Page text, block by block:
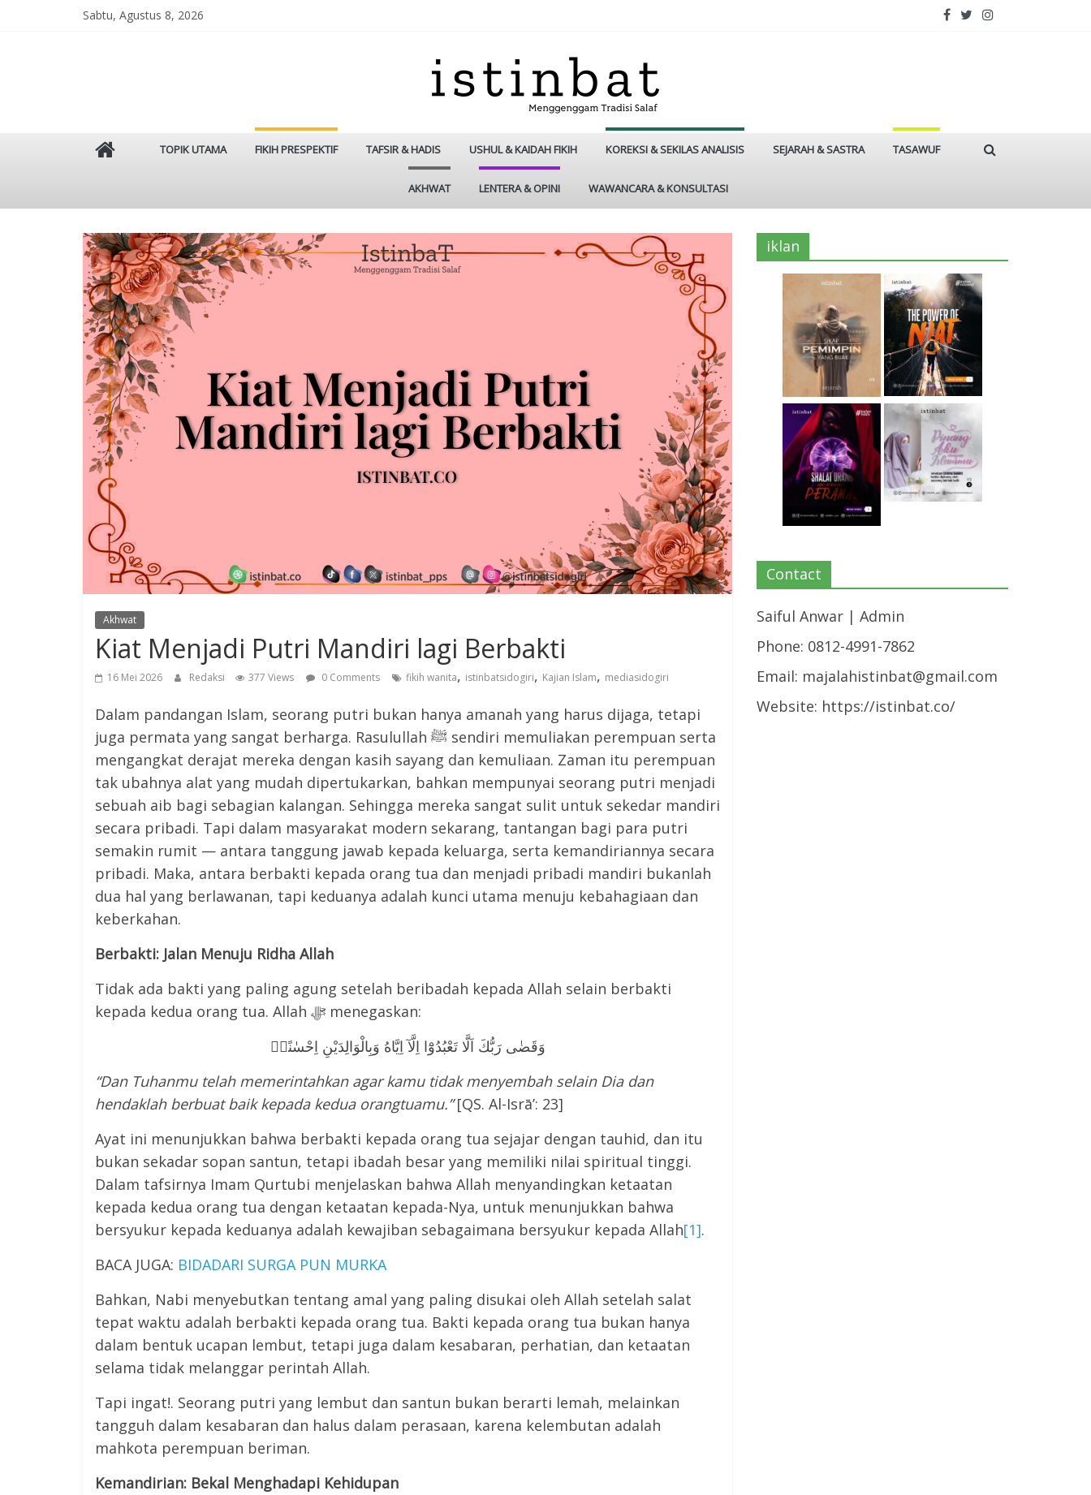
Sabtu, Agustus 8, 2026
Istinbat
Salaf
TOPIK UTAMA FIKIH PRESPEKTIF TAFSIR & HADIS USHUL & KAIDAH FIKIH KOREKSI & SEKILAS ANALISIS SEJARAH & SASTRA TASAWUF
AKHWAT LENTERA & OPINI WAWANCARA & KONSULTASI
Akhwat
Kiat Menjadi Putri Mandiri lagi Berbakti
16 Mei 2026 Redaksi 377 Views 0 Comments fikih wanita, istinbatsidogiri, Kajian Islam, mediasidogiri
Dalam pandangan Islam, seorang putri bukan hanya amanah yang harus dijaga, tetapi
juga permata yang sangat berharga. Rasulullah ﷺ sendiri memuliakan perempuan serta
mengangkat derajat mereka dengan kasih sayang dan kemuliaan. Zaman itu perempuan
tak ubahnya alat yang mudah dipertukarkan, bahkan mempunyai seorang putri menjadi
sebuah aib bagi sebagian kalangan. Sehingga mereka sangat sulit untuk sekedar mandiri
secara pribadi. Tapi dalam masyarakat modern sekarang, tantangan bagi para putri
semakin rumit — antara tanggung jawab kepada keluarga, serta kemandiriannya secara
pribadi. Maka, antara berbakti kepada orang tua dan menjadi pribadi mandiri bukanlah
dua hal yang berlawanan, tapi keduanya adalah kunci utama menuju kebahagiaan dan
keberkahan.
Berbakti: Jalan Menuju Ridha Allah
Tidak ada bakti yang paling agung setelah beribadah kepada Allah selain berbakti
kepada kedua orang tua. Allah ﷻ menegaskan:
وَقَضٰى رَبُّكَ اَلَّا تَعْبُدُوْٓا اِلَّآ اِيَّاهُ وَبِالْوَالِدَيْنِ اِحْسٰنًاۗ
“Dan Tuhanmu telah memerintahkan agar kamu tidakmenyembah selain Dia dan
hendaklah berbuat baik kepada kedua orangtuamu.” [QS. Al-Isrā’: 23]
Ayat ini menunjukkan bahwa berbakti kepada orang tua sejajar dengan tauhid, dan itu
bukan sekadar sopan santun, tetapi ibadah besar yang memiliki nilai spiritual tinggi.
Dalam tafsirnya Imam Qurtubi menjelaskan bahwa Allah menyandingkan ketaatan
kepada kedua orang tua dengan ketaatan kepada-Nya, untuk menunjukkan bahwa
bersyukur kepada keduanya adalah kewajiban sebagaimana bersyukur kepada Allah[1].
BACA JUGA: BIDADARI SURGA PUN MURKA
Bahkan, Nabi menyebutkan tentang amal yang paling disukai oleh Allah setelah salat
tepat waktu adalah berbakti kepada orang tua. Bakti kepada orang tua bukan hanya
dalam bentuk ucapan lembut, tetapi juga dalam kesabaran, perhatian, dan ketaatan
selama tidak melanggar perintah Allah.
Tapi ingat!. Seorang putri yang lembut dan santun bukan berarti lemah, melainkan
tangguh dalam kesabaran dan halus dalam perasaan, karena kelembutan adalah
mahkota perempuan beriman.
Kemandirian: Bekal Menghadapi Kehidupan
iklan
Contact
Saiful Anwar | Admin
Phone: 0812-4991-7862
Email: majalahistinbat@gmail.com
Website: https://istinbat.co/